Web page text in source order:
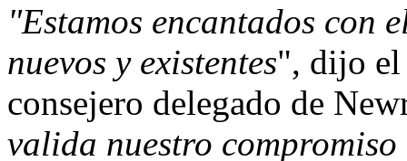
"Estamos encantados con
nuevos y existentes", dijo
consejero delegado de
valida nuestro